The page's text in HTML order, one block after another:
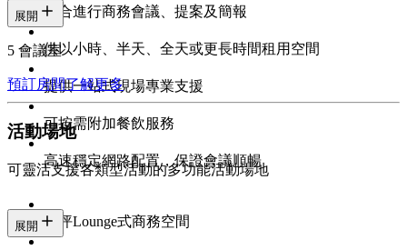
適合進行商務會議、提案及簡報
供以小時、半天、全天或更長時間租用空間
提供一站式現場專業支援
可按需附加餐飲服務
高速穩定網路配置，保證會議順暢
展開
5 會議室
預訂房間了解更多
活動場地
可靈活支援各類型活動的多功能活動場地
百坪Lounge式商務空間
展開